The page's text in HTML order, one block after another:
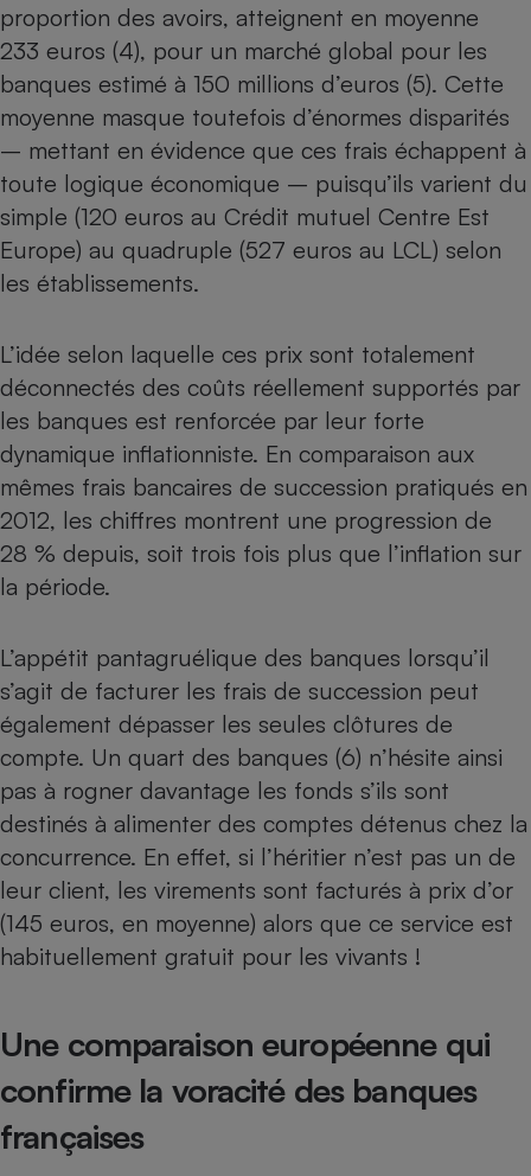
proportion des avoirs, atteignent en moyenne
233 euros (4), pour un marché global pour les
banques estimé à 150 millions d’euros (5). Cette
moyenne masque toutefois d’énormes disparités
– mettant en évidence que ces frais échappent à
toute logique économique – puisqu’ils varient du
simple (120 euros au Crédit mutuel Centre Est
Europe) au quadruple (527 euros au LCL) selon
les établissements.
L’idée selon laquelle ces prix sont totalement
déconnectés des coûts réellement supportés par
les banques est renforcée par leur forte
dynamique inflationniste. En comparaison aux
mêmes frais bancaires de succession pratiqués en
2012, les chiffres montrent une progression de
28 % depuis, soit trois fois plus que l’inflation sur
la période.
L’appétit pantagruélique des banques lorsqu’il
s’agit de facturer les frais de succession peut
également dépasser les seules clôtures de
compte. Un quart des banques (6) n’hésite ainsi
pas à rogner davantage les fonds s’ils sont
destinés à alimenter des comptes détenus chez la
concurrence. En effet, si l’héritier n’est pas un de
leur client, les virements sont facturés à prix d’or
(145 euros, en moyenne) alors que ce service est
habituellement gratuit pour les vivants !
Une comparaison européenne qui
confirme la voracité des banques
françaises